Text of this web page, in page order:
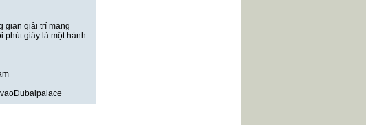
gian giải trí mang
phút giây là một hành